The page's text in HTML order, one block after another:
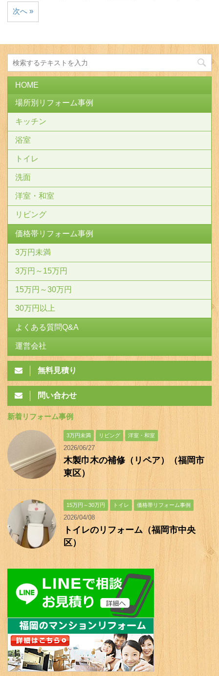
次へ »
HOME
場所別リフォーム事例
キッチン
浴室
トイレ
洗面
洋室・和室
リビング
価格帯リフォーム事例
3万円未満
3万円～15万円
15万円～30万円
30万円以上
よくある質問Q&A
運営会社
無料見積り
問い合わせ
新着リフォーム事例
3万円未満 リビング 洋室・和室
2026/06/27
木製巾木の補修（リペア）（福岡市
東区）
15万円～30万円 トイレ 価格帯リフォーム事例
2026/04/08
トイレのリフォーム（福岡市中央
区）